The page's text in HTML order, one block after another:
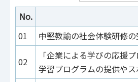
No.
01
中堅教諭の社会体験研修
02
「企業による学びの応援
学習プログラムの提供や